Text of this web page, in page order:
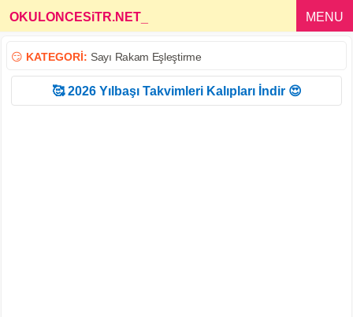
OKULONCESiTR.NET MENU
😏 KATEGORİ: Sayı Rakam Eşleştirme
🥰 2026 Yılbaşı Takvimleri Kalıpları İndir 😍